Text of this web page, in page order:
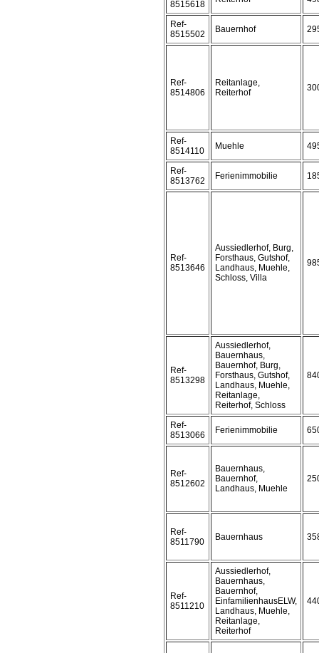
8515618
Ref-
8515502
Bauernhof
Ref-
8514806
Reitanlage,
Reiterhof
Ref-
8514110
Muehle
Ref-
8513762
Ferienimmobilie
Ref-
8513646
Aussiedlerhof, Burg,
Forsthaus, Gutshof,
Landhaus, Muehle,
Schloss, Villa
Ref-
8513298
Aussiedlerhof,
Bauernhaus,
Bauernhof, Burg,
Forsthaus, Gutshof,
Landhaus, Muehle,
Reitanlage,
Reiterhof, Schloss
Ref-
8513066
Ferienimmobilie
Ref-
8512602
Bauernhaus,
Bauernhof,
Landhaus, Muehle
Ref-
8511790
Bauernhaus
Ref-
8511210
Aussiedlerhof,
Bauernhaus,
Bauernhof,
EinfamilienhausELW,
Landhaus, Muehle,
Reitanlage,
Reiterhof